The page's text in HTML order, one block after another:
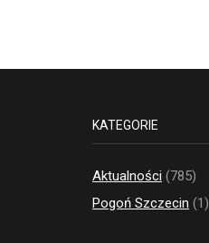
KATEGORIE
Aktualności (785)
Pogoń Szczecin (1)